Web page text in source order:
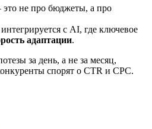
это не про бюджеты, а про
с AI, где ключевое
адаптации.
за день, а не за месяц,
спорят о CTR и CPC.